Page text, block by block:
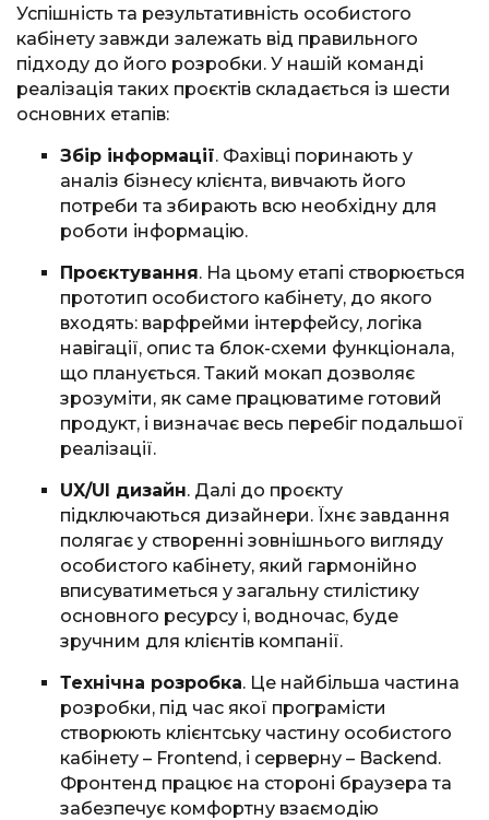
Успішність та результативність особистого
кабінету завжди залежать від правильного
підходу до його розробки. У нашій команді
реалізація таких проєктів складається із шести
основних етапів:
Збір інформації. Фахівці поринають у
аналіз бізнесу клієнта, вивчають його
потреби та збирають всю необхідну для
роботи інформацію.
Проєктування. На цьому етапі створюється
прототип особистого кабінету, до якого
входять: варфрейми інтерфейсу, логіка
навігації, опис та блок-схеми функціонала,
що планується. Такий мокап дозволяє
зрозуміти, як саме працюватиме готовий
продукт, і визначає весь перебіг подальшої
реалізації.
UX/UI дизайн. Далі до проєкту
підключаються дизайнери. Їхнє завдання
полягає у створенні зовнішнього вигляду
особистого кабінету, який гармонійно
вписуватиметься у загальну стилістику
основного ресурсу і, водночас, буде
зручним для клієнтів компанії.
Технічна розробка. Це найбільша частина
розробки, під час якої програмісти
створюють клієнтську частину особистого
кабінету – Frontend, і серверну – Backend.
Фронтенд працює на стороні браузера та
забезпечує комфортну взаємодію